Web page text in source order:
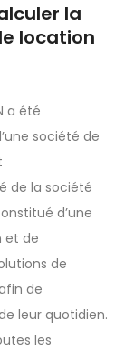
la
location
a été
société de
de la société
d’une
et de
de
de
leur quotidien.
les